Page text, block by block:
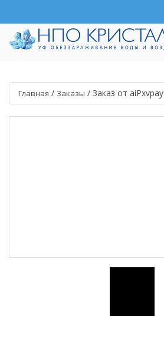
Главная / Заказы / Заказ от aiPxvpay